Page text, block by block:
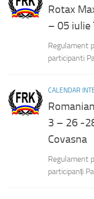
Rotax
– 05 iulie
Regulament
participanti
CALENDAR
3 – 26 -
Covasna
Regulament
participanți